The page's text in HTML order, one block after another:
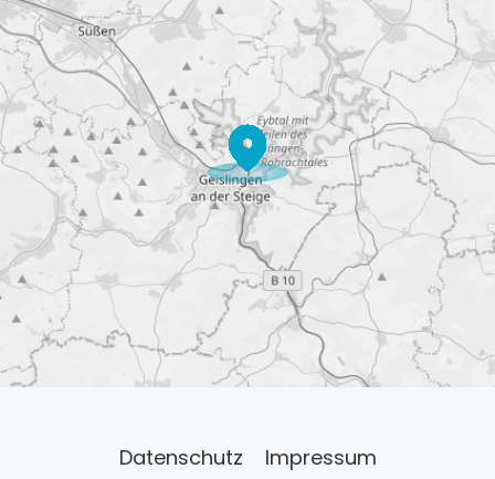
Datenschutz Impressum